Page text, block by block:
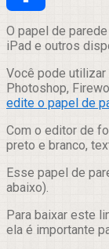
Compartilhar
O papel de
iPad e outros
Você pode
Photoshop,
edite o papel de
Com o editor de
preto e branco,
Esse papel de
abaixo).
Para baixar este
ela é importante